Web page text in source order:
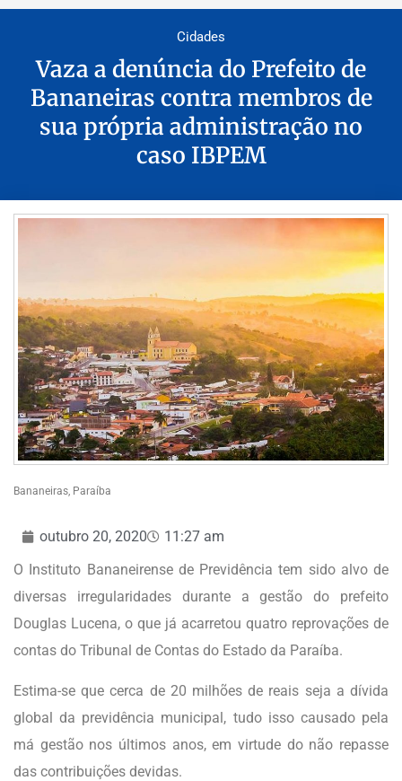
Cidades
Vaza a denúncia do Prefeito de
Bananeiras contra membros de
sua própria administração no
caso IBPEM
Bananeiras, Paraíba
outubro 20, 2020
11:27 am
O Instituto Bananeirense de Previdência tem sido alvo de
diversas irregularidades durante a gestão do prefeito
Douglas Lucena, o que já acarretou quatro reprovações de
contas do Tribunal de Contas do Estado da Paraíba.
Estima-se que cerca de 20 milhões de reais seja a dívida
global da previdência municipal, tudo isso causado pela
má gestão nos últimos anos, em virtude do não repasse
das contribuições devidas.